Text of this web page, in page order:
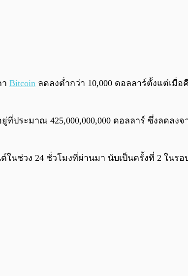
Bitcoin ลดลงต่ำกว่า 10,000 ดอลลาร์ตั้งแต่เมื่
ระมาณ 425,000,000,000 ดอลลาร์ ซึ่งลดล
นช่วง 24 ชั่วโมงที่ผ่านมา นับเป็นครั้งที่ 2 ในร